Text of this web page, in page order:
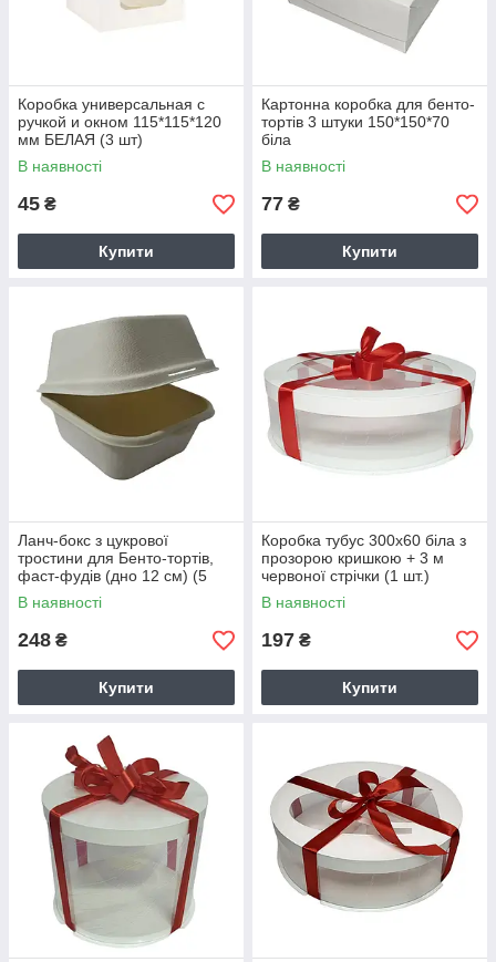
Коробка универсальная с
ручкой и окном 115*115*120
мм БЕЛАЯ (3 шт)
В наявності
45 ₴
Купити
Картонна коробка для бенто-
тортів 3 штуки 150*150*70
біла
В наявності
77 ₴
Купити
Ланч-бокс з цукрової
тростини для Бенто-тортів,
фаст-фудів (дно 12 см) (5
шт)
В наявності
248 ₴
Купити
Коробка тубус 300х60 біла з
прозорою кришкою + 3 м
червоної стрічки (1 шт.)
В наявності
197 ₴
Купити